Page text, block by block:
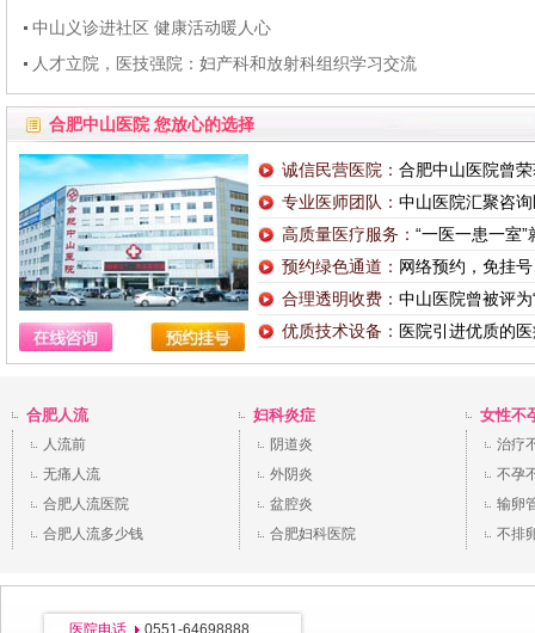
中山义诊进社区 健康活动暖人心
人才立院，医技强院：妇产科和放射科组织学习交流
合肥中山医院 您放心的选择
诚信民营医院： 合肥中山医院曾
专业医师团队： 中山医院汇聚咨
高质量医疗服务： “一医一患一室
预约绿色通道： 网络预约，免挂
合理透明收费： 中山医院曾被评为
优质技术设备： 医院引进优质的
合肥人流
人流前
无痛人流
合肥人流医院
合肥人流多少钱
妇科炎症
阴道炎
外阴炎
盆腔炎
合肥妇科医院
女性不
治疗
不孕
输卵
不排
医院电话 0551-64698888